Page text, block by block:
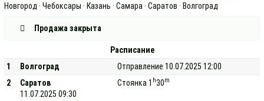
Новгород · Чебоксары · Казань · Самара · Саратов · Волгоград
Продажа закрыта
Расписание
1
Волгоград
Отправление 10.07.2025 12:00
2
Саратов
11.07.2025 09:30
Стоянка 1 h30m